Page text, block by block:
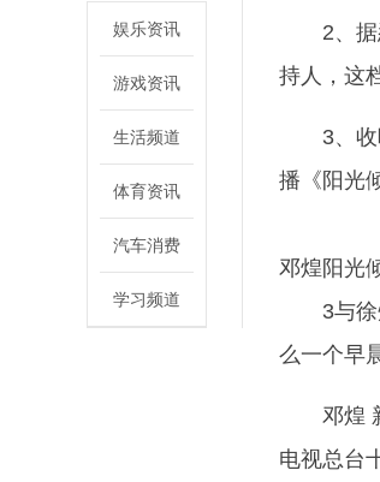
娱乐资讯
游戏资讯
生活频道
体育资讯
汽车消费
学习频道
2、
持人，这
3、
播《阳光
邓煌阳光
3与
么一个早
邓煌
电视总台